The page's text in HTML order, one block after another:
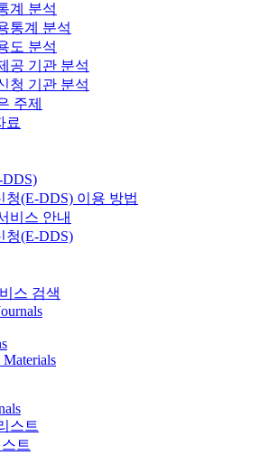
계 분석
통계 분석
도 분석
공 기관 분석
청 기관 분석
주제
료
청(E-DDS) 이용 방법
비스 안내
청(E-DDS)
스 검색
Materials
스트
트